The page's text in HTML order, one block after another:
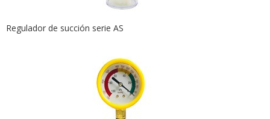
Regulador de succión serie AS